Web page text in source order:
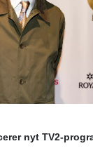
nyt TV2-